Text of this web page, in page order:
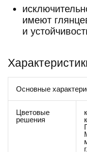
имеют
и
Основные
Цветовые
решения